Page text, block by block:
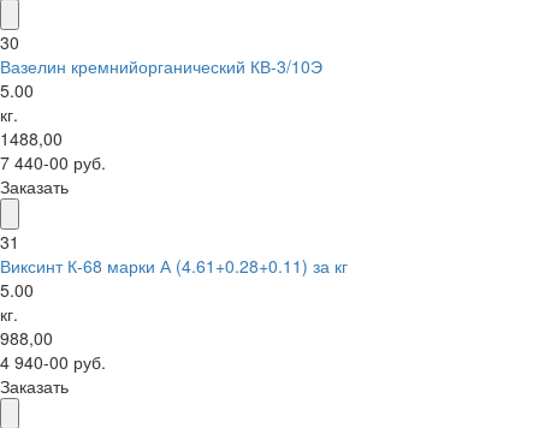
30
Вазелин кремнийорганический КВ-3/10Э
5.00
кг.
1488,00
7 440-00 руб.
Заказать
31
Виксинт К-68 марки А (4.61+0.28+0.11) за кг
5.00
кг.
988,00
4 940-00 руб.
Заказать